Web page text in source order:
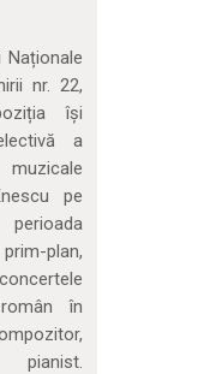
Naționale
nr. 22,
își
a
pe
plan,
în